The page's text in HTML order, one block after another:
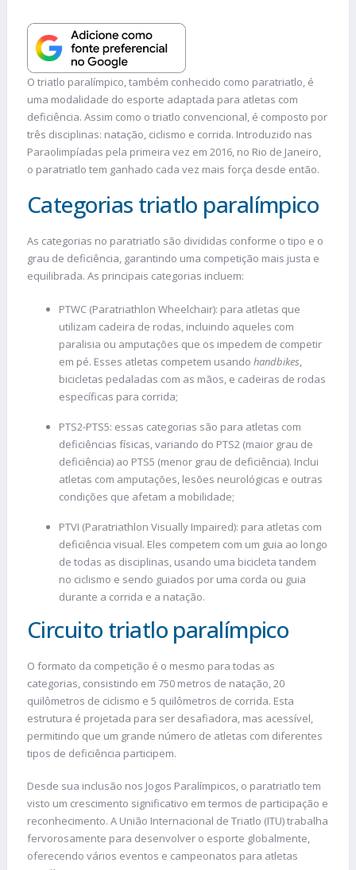
O triatlo paralímpico, também conhecido como paratriatlo, é
uma modalidade do esporte adaptada para atletas com
deficiência. Assim como o triatlo convencional, é composto por
três disciplinas: natação, ciclismo e corrida. Introduzido nas
Paraolimpíadas pela primeira vez em 2016, no Rio de Janeiro,
o paratriatlo tem ganhado cada vez mais força desde então.
Categorias triatlo paralímpico
As categorias no paratriatlo são divididas conforme o tipo e o
grau de deficiência, garantindo uma competição mais justa e
equilibrada. As principais categorias incluem:
PTWC (Paratriathlon Wheelchair): para atletas que
utilizam cadeira de rodas, incluindo aqueles com
paralisia ou amputações que os impedem de competir
em pé. Esses atletas competem usando handbikes,
bicicletas pedaladas com as mãos, e cadeiras de rodas
específicas para corrida;
PTS2-PTS5: essas categorias são para atletas com
deficiências físicas, variando do PTS2 (maior grau de
deficiência) ao PTS5 (menor grau de deficiência). Inclui
atletas com amputações, lesões neurológicas e outras
condições que afetam a mobilidade;
PTVI (Paratriathlon Visually Impaired): para atletas com
deficiência visual. Eles competem com um guia ao longo
de todas as disciplinas, usando uma bicicleta tandem
no ciclismo e sendo guiados por uma corda ou guia
durante a corrida e a natação.
Circuito triatlo paralímpico
O formato da competição é o mesmo para todas as
categorias, consistindo em 750 metros de natação, 20
quilômetros de ciclismo e 5 quilômetros de corrida. Esta
estrutura é projetada para ser desafiadora, mas acessível,
permitindo que um grande número de atletas com diferentes
tipos de deficiência participem.
Desde sua inclusão nos Jogos Paralímpicos, o paratriatlo tem
visto um crescimento significativo em termos de participação e
reconhecimento. A União Internacional de Triatlo (ITU) trabalha
fervorosamente para desenvolver o esporte globalmente,
oferecendo vários eventos e campeonatos para atletas